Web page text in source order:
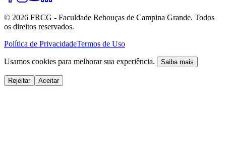
© 2026 FRCG - Faculdade Rebouças de Campina Grande. Todos
os direitos reservados.
Política de PrivacidadeTermos de Uso
Usamos cookies para melhorar sua experiência. Saiba mais
Rejeitar Aceitar